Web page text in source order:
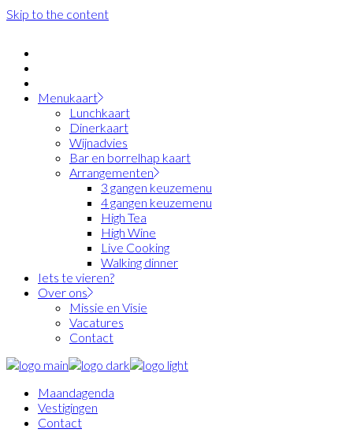
Skip to the content
Menukaart
Lunchkaart
Dinerkaart
Wijnadvies
Bar en borrelhap kaart
Arrangementen
3 gangen keuzemenu
4 gangen keuzemenu
High Tea
High Wine
Live Cooking
Walking dinner
Iets te vieren?
Over ons
Missie en Visie
Vacatures
Contact
Maandagenda
Vestigingen
Contact